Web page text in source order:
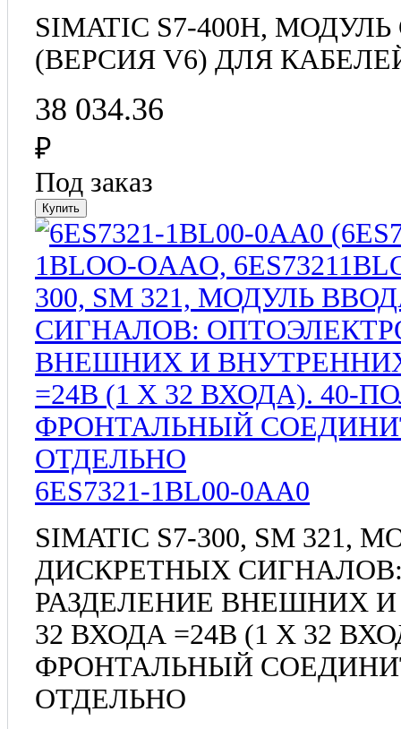
SIMATIC S7-400H,
(ВЕРСИЯ V6) ДЛЯ
38 034.36
₽
Под заказ
6ES7321-1BL00-0AA0
SIMATIC S7-300, SM 321,
ДИСКРЕТНЫХ
РАЗДЕЛЕНИЕ ВНЕШНИХ
32 ВХОДА =24В (1 X 32
ФРОНТАЛЬНЫЙ
ОТДЕЛЬНО